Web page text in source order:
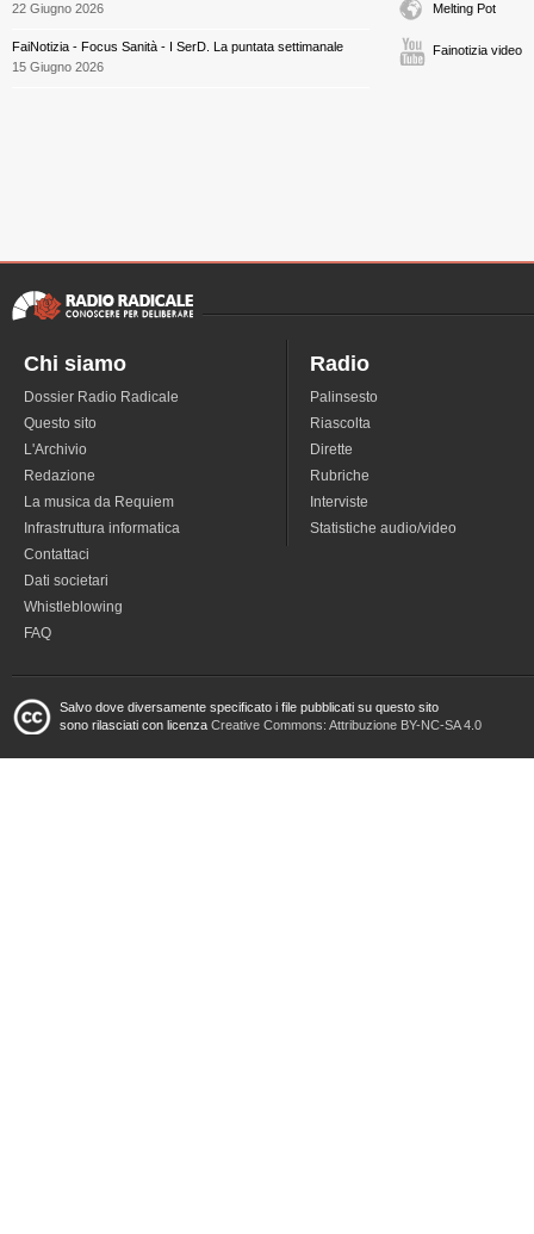
22 Giugno 2026
FaiNotizia - Focus Sanità - I SerD. La puntata settimanale
15 Giugno 2026
Melting Pot
Fainotizia video
Chi siamo
Dossier Radio Radicale
Questo sito
L'Archivio
Redazione
La musica da Requiem
Infrastruttura informatica
Contattaci
Dati societari
Whistleblowing
FAQ
Radio
Palinsesto
Riascolta
Dirette
Rubriche
Interviste
Statistiche audio/video
Salvo dove diversamente specificato i file pubblicati su questo sito
sono rilasciati con licenza Creative Commons: Attribuzione BY-NC-SA 4.0